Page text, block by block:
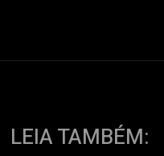
LEIA TAMBÉM: